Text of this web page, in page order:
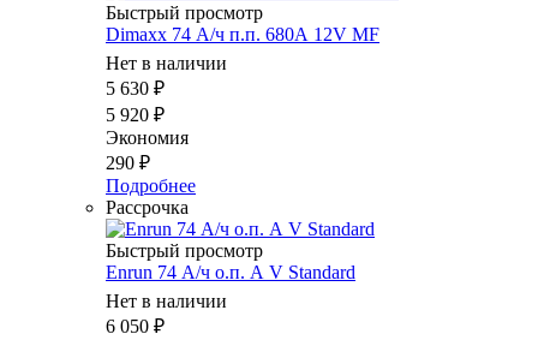
Быстрый просмотр
Dimaxx 74 А/ч п.п. 680А 12V MF
Нет в наличии
5 630 ₽
5 920 ₽
Экономия
290 ₽
Подробнее
Рассрочка
Быстрый просмотр
Enrun 74 А/ч о.п. А V Standard
Нет в наличии
6 050 ₽